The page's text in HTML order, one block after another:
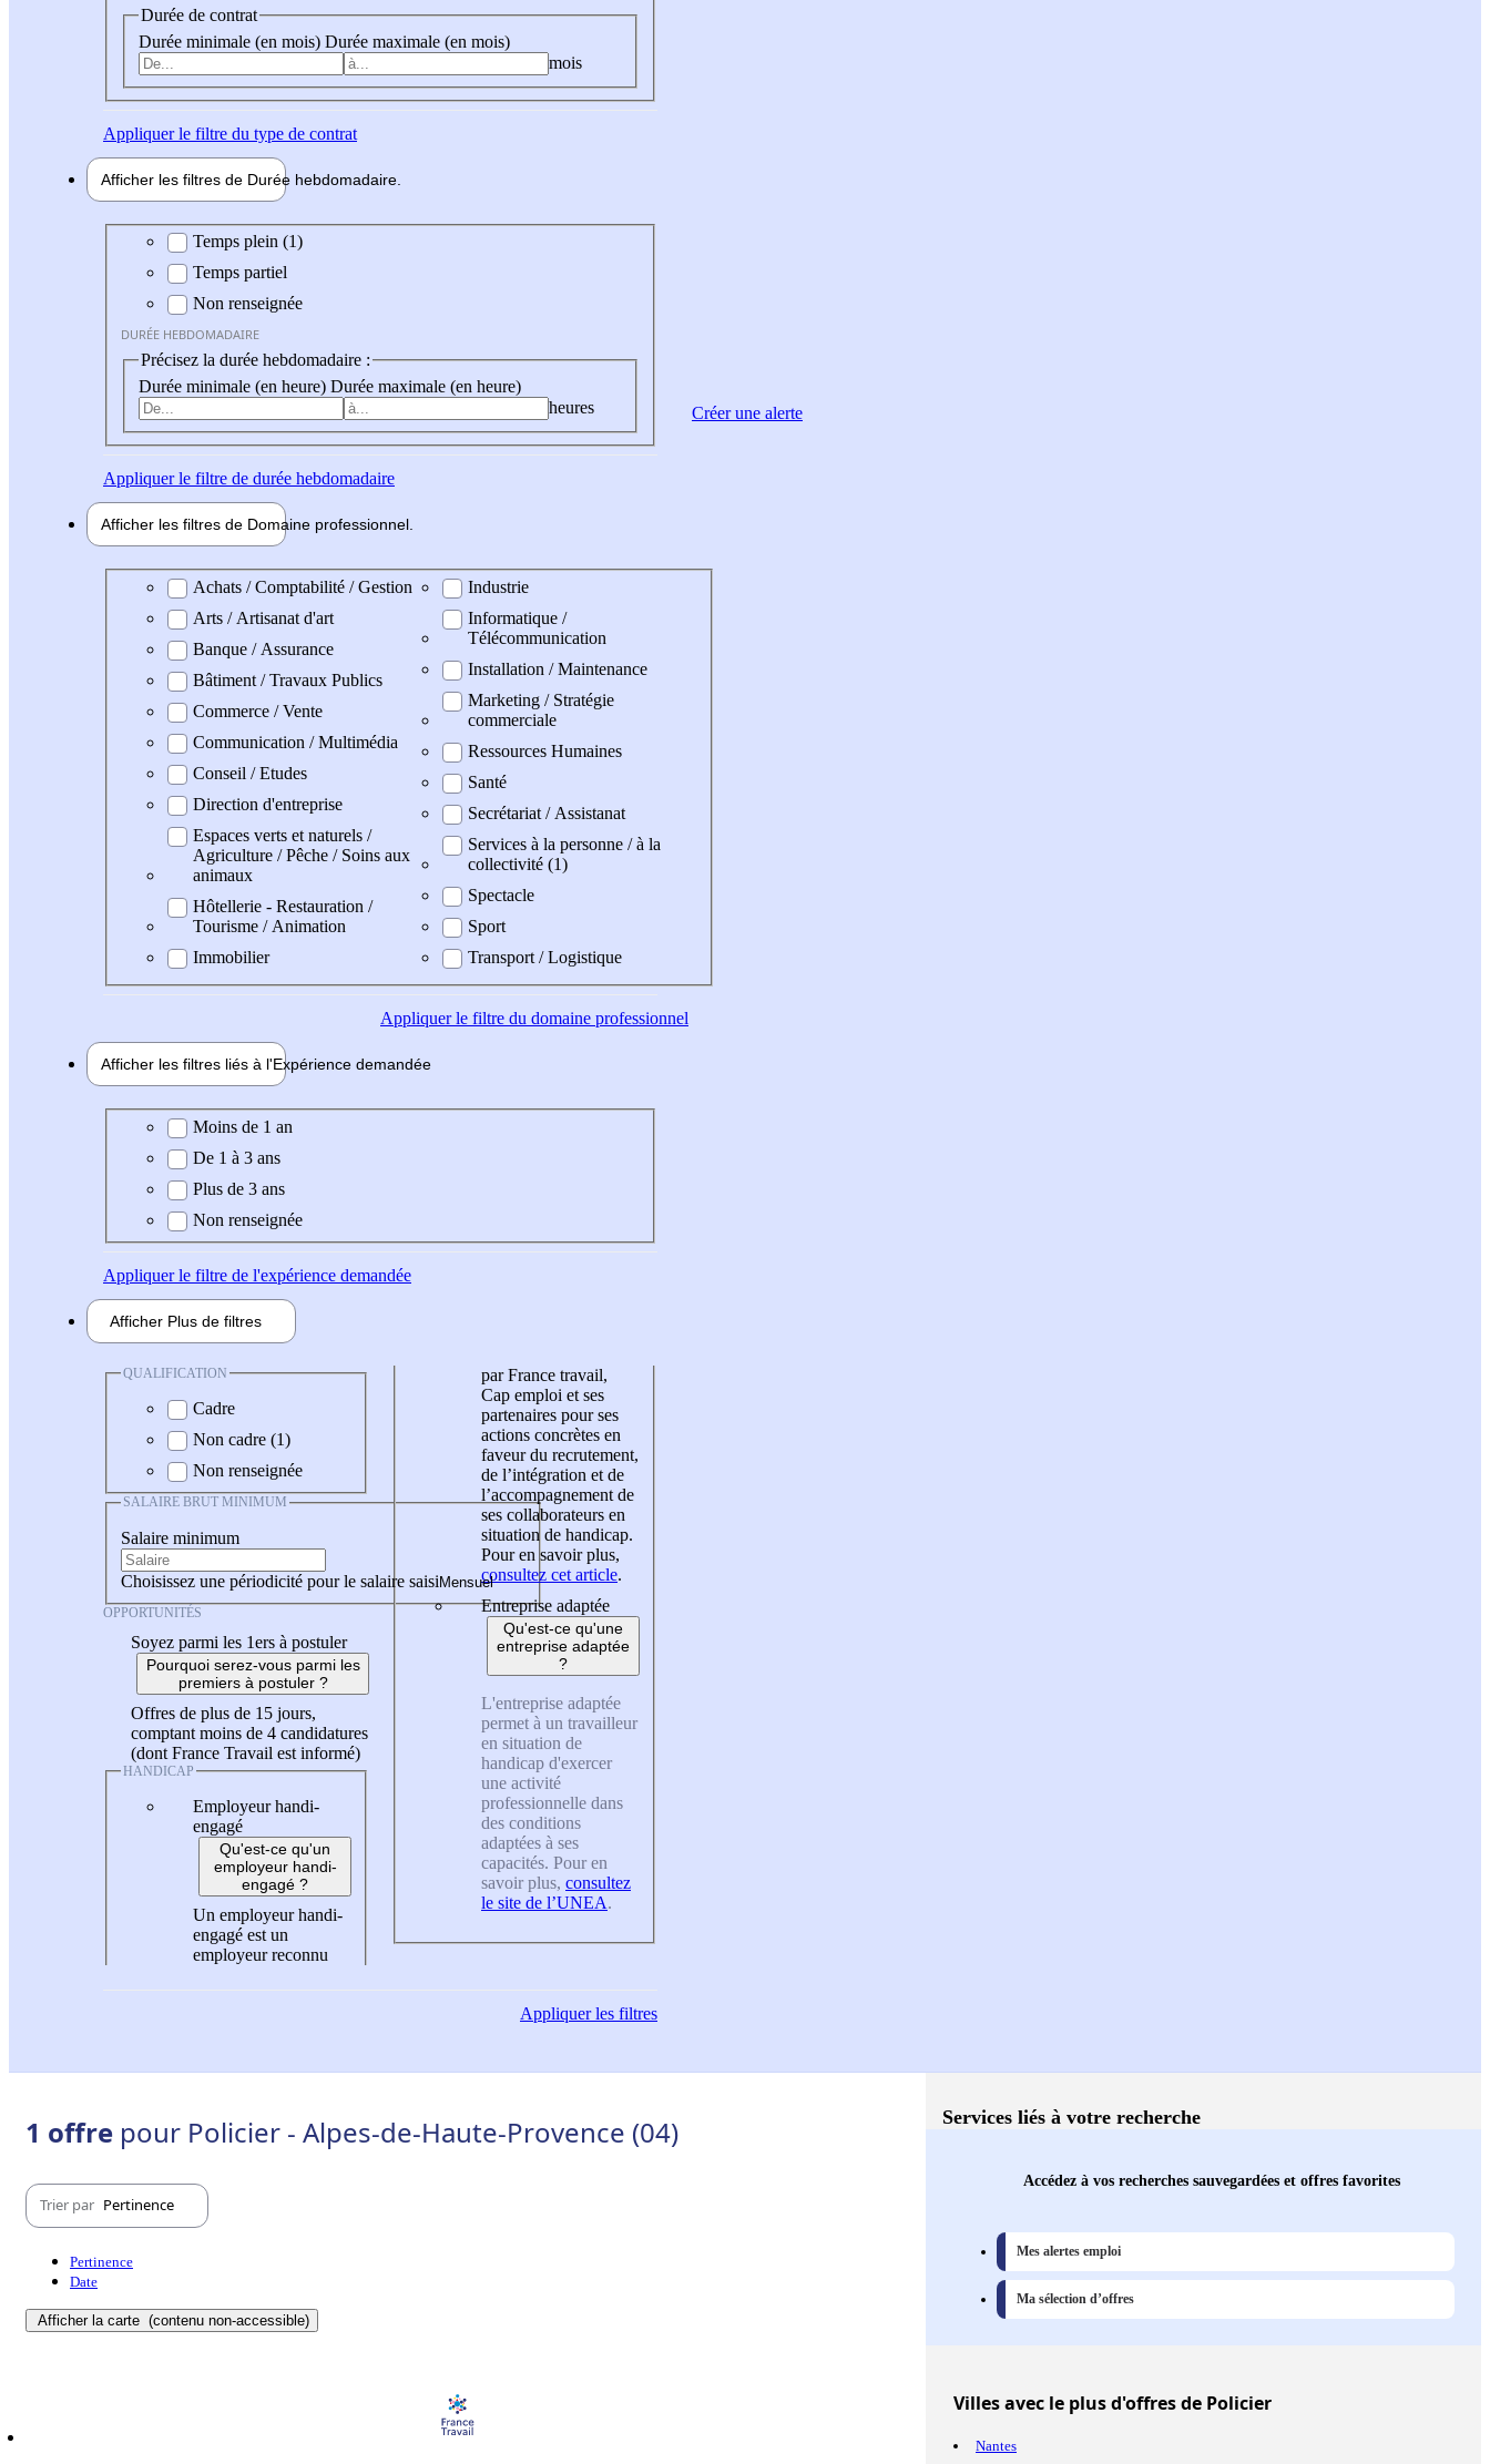
Durée de contrat
Durée minimale (en mois) Durée maximale (en mois)
mois
Appliquerle filtre du type de contrat
Afficher les filtres de Durée hebdomadaire
Durée hebdomadaire
Temps plein (1)
Temps partiel
Non renseignée
DURÉE HEBDOMADAIRE
Précisez la durée hebdomadaire :
Durée minimale (en heure) Durée maximale (en heure)
heures
Appliquerle filtre de durée hebdomadaire
Afficher les filtres de Domaine professionnel
Domaine professionel
Achats / Comptabilité / Gestion
Arts / Artisanat d'art
Banque / Assurance
Bâtiment / Travaux Publics
Commerce / Vente
Communication / Multimédia
Conseil / Etudes
Direction d'entreprise
Espaces verts et naturels /
Agriculture / Pêche / Soins aux
animaux
Hôtellerie - Restauration /
Tourisme / Animation
Immobilier
Industrie
Informatique /
Télécommunication
Installation / Maintenance
Marketing / Stratégie
commerciale
Ressources Humaines
Santé
Secrétariat / Assistanat
Services à la personne / à la
collectivité (1)
Spectacle
Sport
Transport / Logistique
Appliquerle filtre du domaine professionnel
Afficher les filtres liés à l'Expérience demandée
Expérience demandée
Moins de 1 an
De 1 à 3 ans
Plus de 3 ans
Non renseignée
Appliquerle filtre de l'expérience demandée
Afficher Plus de filtres
QUALIFICATION
Cadre
Non cadre (1)
Non renseignée
SALAIRE BRUT MINIMUM
Salaire minimum
Choisissez une périodicité pour le salaire saisi
OPPORTUNITÉS
Soyez parmi les 1ers à postuler
Pourquoi serez-vous parmi les
premiers à postuler ?
Offres de plus de 15 jours,
comptant moins de 4 candidatures
(dont France Travail est informé)
HANDICAP
Employeur handi-
engagé
Qu'est-ce qu'un
employeur handi-
engagé ?
Un employeur handi-
engagé est un
employeur reconnu
par France travail,
Cap emploi et ses
partenaires pour ses
actions concrètes en
faveur du recrutement,
de l’intégration et de
l’accompagnement de
ses collaborateurs en
situation de handicap.
Pour en savoir plus,
consultez cet article.
Entreprise adaptée
Qu'est-ce qu'une
entreprise adaptée
?
L'entreprise adaptée
permet à un travailleur
en situation de
handicap d'exercer
une activité
professionnelle dans
des conditions
adaptées à ses
capacités. Pour en
savoir plus, consultez
le site de l’UNEA.
Appliquerles filtres
Créer une alerte
1 offre pour Policier - Alpes-de-Haute-Provence (04)
Trier par Pertinence
Pertinence
Date
Afficher la carte (contenu non-accessible)
Services liés à votre recherche
Accédez à vos recherches sauvegardées et offres favorites
Mes alertes emploi
Ma sélection d’offres
Villesavec le plus d'offres de Policier
Nantes